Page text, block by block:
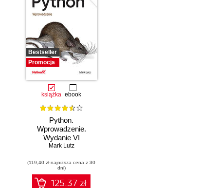
Bestseller
Promocja
książka ebook
Python.
Wprowadzenie.
Wydanie VI
Mark Lutz
(119,40 zł najniższa cena z 30
dni)
125.37 zł